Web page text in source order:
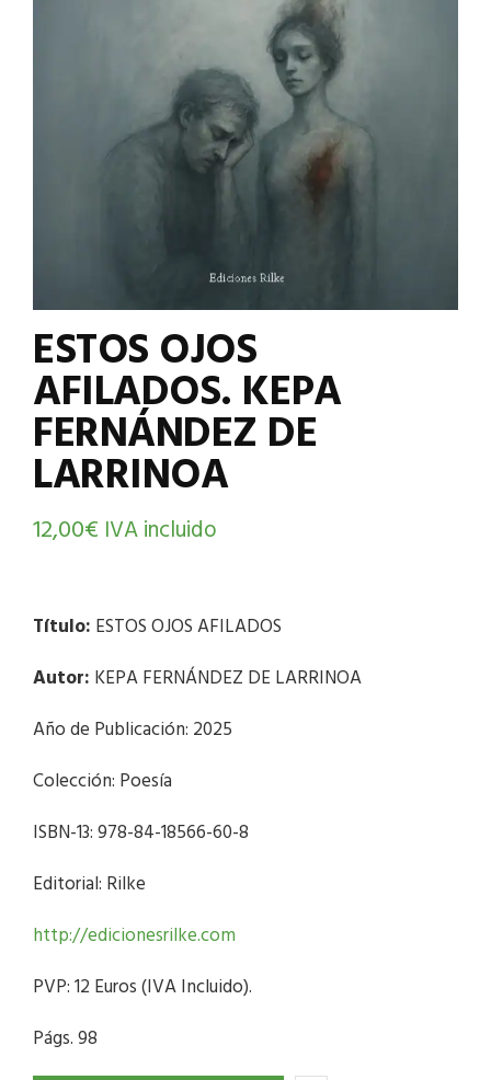
ESTOS OJOS
AFILADOS. KEPA
FERNÁNDEZ DE
LARRINOA
12,00€ IVA incluido
Título: ESTOS OJOS AFILADOS
Autor: KEPA FERNÁNDEZ DE LARRINOA
Año de Publicación: 2025
Colección: Poesía
ISBN-13: 978-84-18566-60-8
Editorial: Rilke
http://edicionesrilke.com
PVP: 12 Euros (IVA Incluido).
Págs. 98